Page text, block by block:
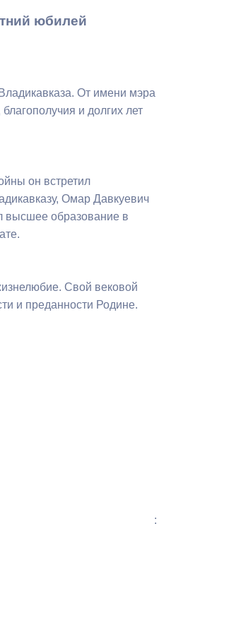
юбилей
От имени мэра
и долгих лет
он встретил
Омар Давкуевич
высшее образование в
Свой вековой
и преданности Родине.
: